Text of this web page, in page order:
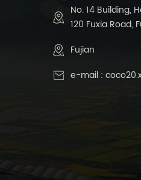
No. 14 Building,
120 Fuxia Road,
Fujian
e-mail :